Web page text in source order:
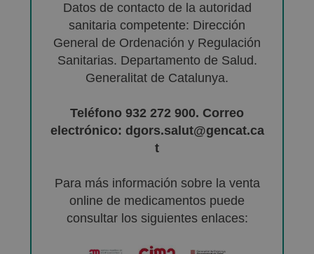
Datos de contacto de la autoridad
sanitaria competente: Dirección
General de Ordenación y Regulación
Sanitarias. Departamento de Salud.
Generalitat de Catalunya.
Teléfono 932 272 900. Correo
electrónico: dgors.salut@gencat.ca
t
Para más información sobre la venta
online de medicamentos puede
consultar los siguientes enlaces: